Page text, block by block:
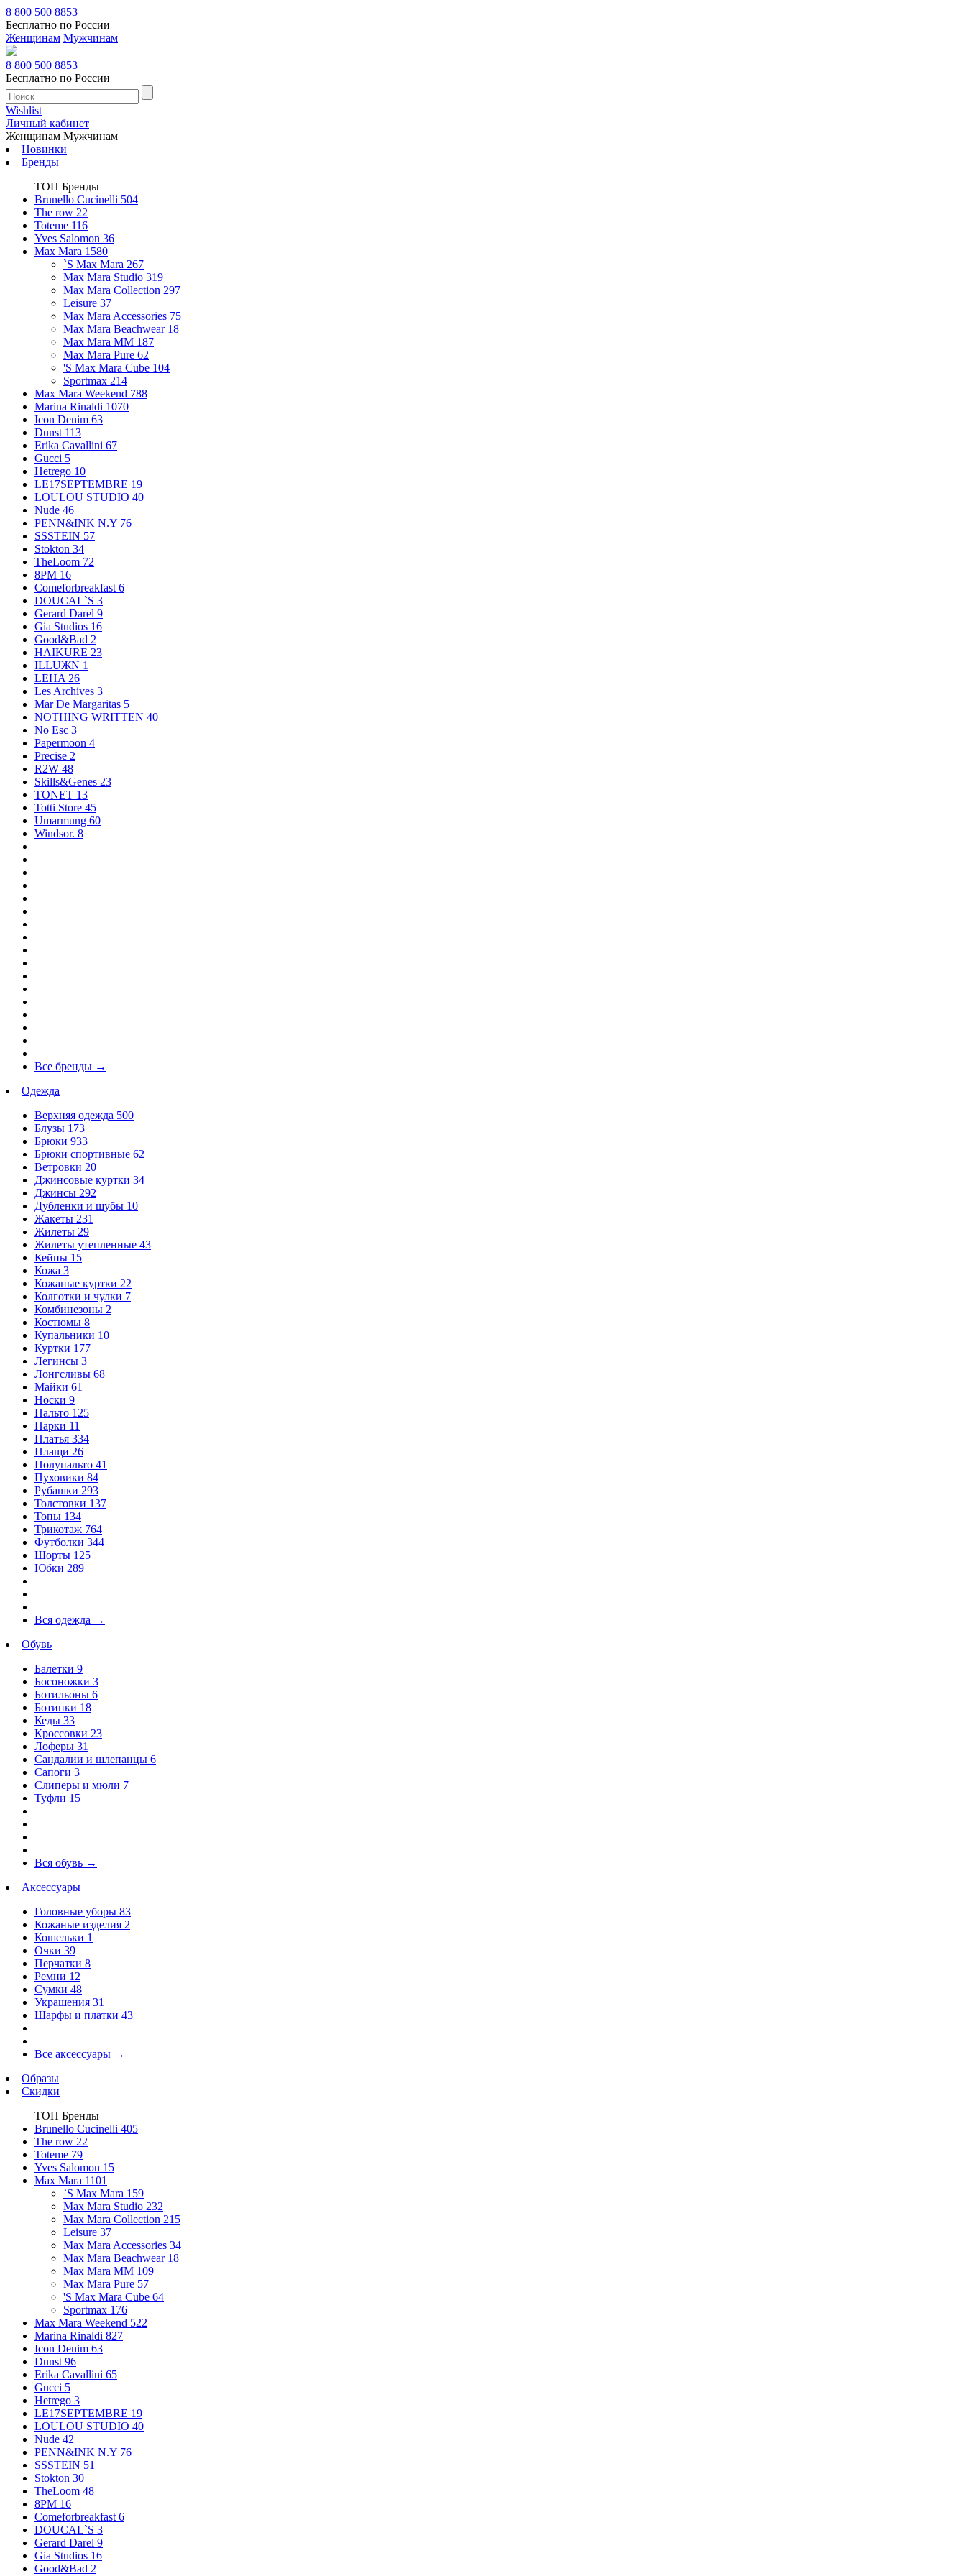
8 800 500 8853
Бесплатно по России
Женщинам Мужчинам
8 800 500 8853
Бесплатно по России
Wishlist
Личный кабинет
Женщинам Мужчинам
Новинки
Бренды
ТОП Бренды
Brunello Cucinelli 504
The row 22
Toteme 116
Yves Salomon 36
Max Mara 1580
`S Max Mara 267
Max Mara Studio 319
Max Mara Collection 297
Leisure 37
Max Mara Accessories 75
Max Mara Beachwear 18
Max Mara MM 187
Max Mara Pure 62
'S Max Mara Cube 104
Sportmax 214
Max Mara Weekend 788
Marina Rinaldi 1070
Icon Denim 63
Dunst 113
Erika Cavallini 67
Gucci 5
Hetrego 10
LE17SEPTEMBRE 19
LOULOU STUDIO 40
Nude 46
PENN&INK N.Y 76
SSSTEIN 57
Stokton 34
TheLoom 72
8PM 16
Comeforbreakfast 6
DOUCAL`S 3
Gerard Darel 9
Gia Studios 16
Good&Bad 2
HAIKURE 23
ILLUЖN 1
LEHA 26
Les Archives 3
Mar De Margaritas 5
NOTHING WRITTEN 40
No Esc 3
Papermoon 4
Precise 2
R2W 48
Skills&Genes 23
TONET 13
Totti Store 45
Umarmung 60
Windsor. 8
Все бренды →
Одежда
Верхняя одежда 500
Блузы 173
Брюки 933
Брюки спортивные 62
Ветровки 20
Джинсовые куртки 34
Джинсы 292
Дубленки и шубы 10
Жакеты 231
Жилеты 29
Жилеты утепленные 43
Кейпы 15
Кожа 3
Кожаные куртки 22
Колготки и чулки 7
Комбинезоны 2
Костюмы 8
Купальники 10
Куртки 177
Легинсы 3
Лонгсливы 68
Майки 61
Носки 9
Пальто 125
Парки 11
Платья 334
Плащи 26
Полупальто 41
Пуховики 84
Рубашки 293
Толстовки 137
Топы 134
Трикотаж 764
Футболки 344
Шорты 125
Юбки 289
Вся одежда →
Обувь
Балетки 9
Босоножки 3
Ботильоны 6
Ботинки 18
Кеды 33
Кроссовки 23
Лоферы 31
Сандалии и шлепанцы 6
Сапоги 3
Слиперы и мюли 7
Туфли 15
Вся обувь →
Аксессуары
Головные уборы 83
Кожаные изделия 2
Кошельки 1
Очки 39
Перчатки 8
Ремни 12
Сумки 48
Украшения 31
Шарфы и платки 43
Все аксессуары →
Образы
Скидки
ТОП Бренды
Brunello Cucinelli 405
The row 22
Toteme 79
Yves Salomon 15
Max Mara 1101
`S Max Mara 159
Max Mara Studio 232
Max Mara Collection 215
Leisure 37
Max Mara Accessories 34
Max Mara Beachwear 18
Max Mara MM 109
Max Mara Pure 57
'S Max Mara Cube 64
Sportmax 176
Max Mara Weekend 522
Marina Rinaldi 827
Icon Denim 63
Dunst 96
Erika Cavallini 65
Gucci 5
Hetrego 3
LE17SEPTEMBRE 19
LOULOU STUDIO 40
Nude 42
PENN&INK N.Y 76
SSSTEIN 51
Stokton 30
TheLoom 48
8PM 16
Comeforbreakfast 6
DOUCAL`S 3
Gerard Darel 9
Gia Studios 16
Good&Bad 2